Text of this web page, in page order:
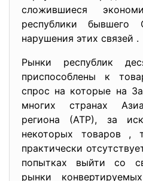
сложившиеся
республики
нарушения этих связей .
Рынки республик
приспособлены к
спрос на которые на
многих странах
региона (АТР), за
некоторых товаров ,
практически
попытках выйти со
рынки